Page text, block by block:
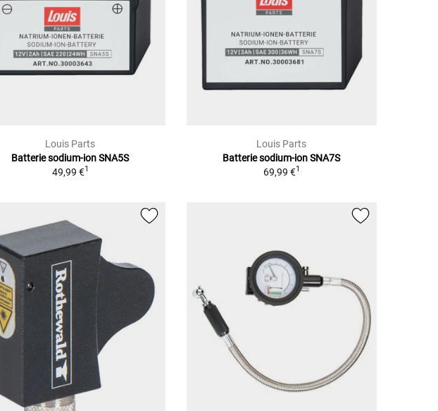
Louis Parts
Batterie sodium-ion SNA5S
49,99 €1
Louis Parts
Batterie sodium-ion SNA7S
69,99 €1